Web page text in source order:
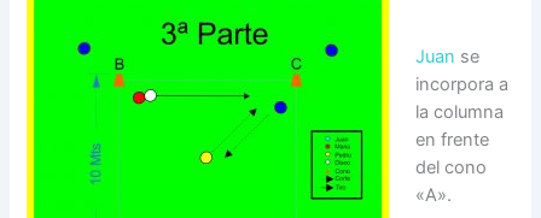
Juan se
incorpora a
la columna
en frente
del cono
«A».